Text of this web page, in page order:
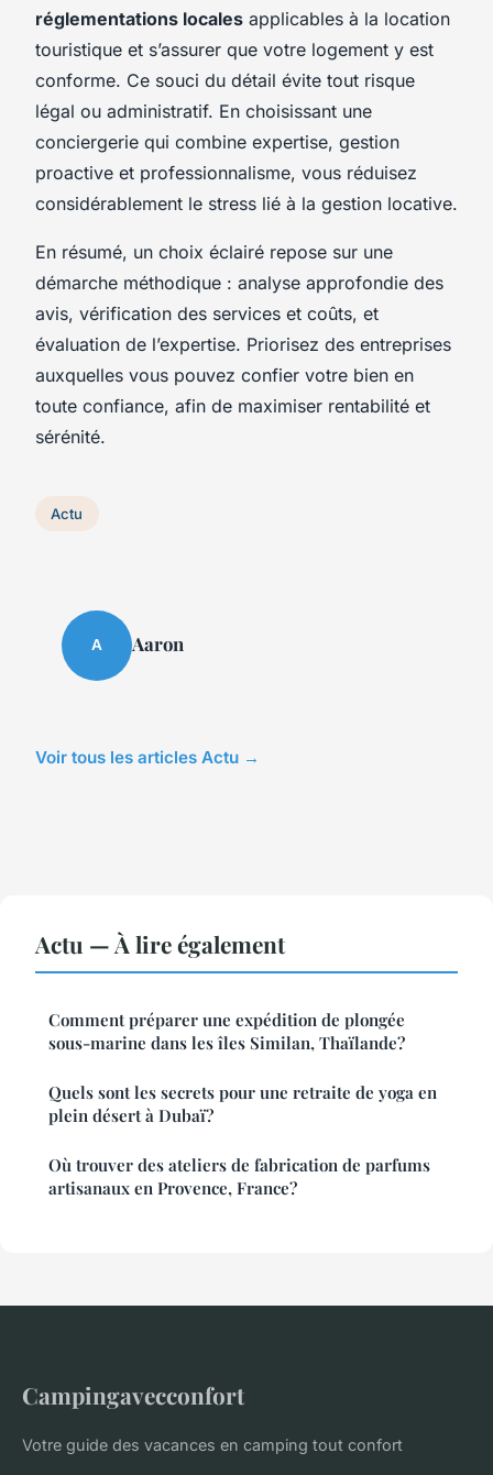
réglementations locales applicables à la location
touristique et s’assurer que votre logement y est
conforme. Ce souci du détail évite tout risque
légal ou administratif. En choisissant une
conciergerie qui combine expertise, gestion
proactive et professionnalisme, vous réduisez
considérablement le stress lié à la gestion locative.
En résumé, un choix éclairé repose sur une
démarche méthodique : analyse approfondie des
avis, vérification des services et coûts, et
évaluation de l’expertise. Priorisez des entreprises
auxquelles vous pouvez confier votre bien en
toute confiance, afin de maximiser rentabilité et
sérénité.
Actu
A Aaron
Voir tous les articles Actu →
Actu — À lire également
Comment préparer une expédition de plongée
sous-marine dans les îles Similan, Thaïlande?
Quels sont les secrets pour une retraite de yoga en
plein désert à Dubaï?
Où trouver des ateliers de fabrication de parfums
artisanaux en Provence, France?
Campingavecconfort
Votre guide des vacances en camping tout confort